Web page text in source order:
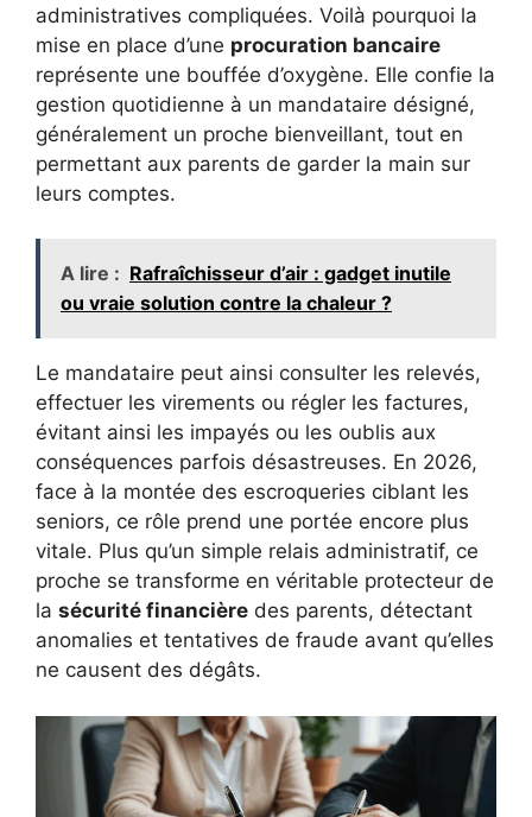
administratives compliquées. Voilà pourquoi la
mise en place d’une procuration bancaire
représente une bouffée d’oxygène. Elle confie la
gestion quotidienne à un mandataire désigné,
généralement un proche bienveillant, tout en
permettant aux parents de garder la main sur
leurs comptes.
A lire : Rafraîchisseur d’air : gadget inutile
ou vraie solution contre la chaleur ?
Le mandataire peut ainsi consulter les relevés,
effectuer les virements ou régler les factures,
évitant ainsi les impayés ou les oublis aux
conséquences parfois désastreuses. En 2026,
face à la montée des escroqueries ciblant les
seniors, ce rôle prend une portée encore plus
vitale. Plus qu’un simple relais administratif, ce
proche se transforme en véritable protecteur de
la sécurité financière des parents, détectant
anomalies et tentatives de fraude avant qu’elles
ne causent des dégâts.